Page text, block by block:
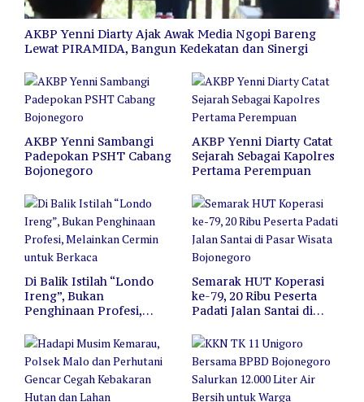
AKBP Yenni Diarty Ajak Awak Media Ngopi Bareng
Lewat PIRAMIDA, Bangun Kedekatan dan Sinergi
AKBP Yenni Sambangi
Padepokan PSHT Cabang
Bojonegoro
AKBP Yenni Diarty Catat
Sejarah Sebagai Kapolres
Pertama Perempuan
Di Balik Istilah “Londo
Ireng”, Bukan
Penghinaan Profesi,
Berkaca
Semarak HUT Koperasi
ke-79, 20 Ribu Peserta
Padati Jalan Santai di